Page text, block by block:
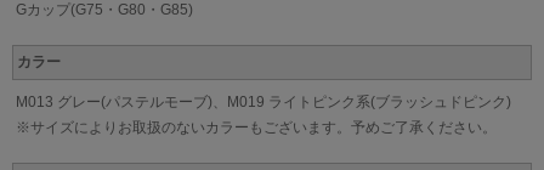
Gカップ(G75・G80・G85)
カラー
M013 グレー(パステルモーブ)、M019 ライトピンク系(ブラッシュドピンク)
※サイズによりお取扱のないカラーもございます。予めご了承ください。